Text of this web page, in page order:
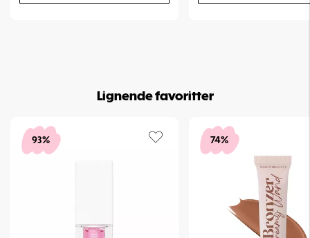
Lignende favoritter
93% 74%